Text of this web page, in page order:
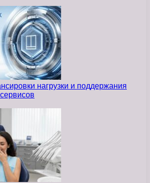
нагрузки и поддержания